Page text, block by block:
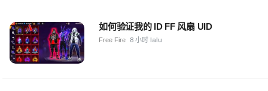
如何验证我的 ID FF 风扇 UID
Free Fire 8 小时 lalu